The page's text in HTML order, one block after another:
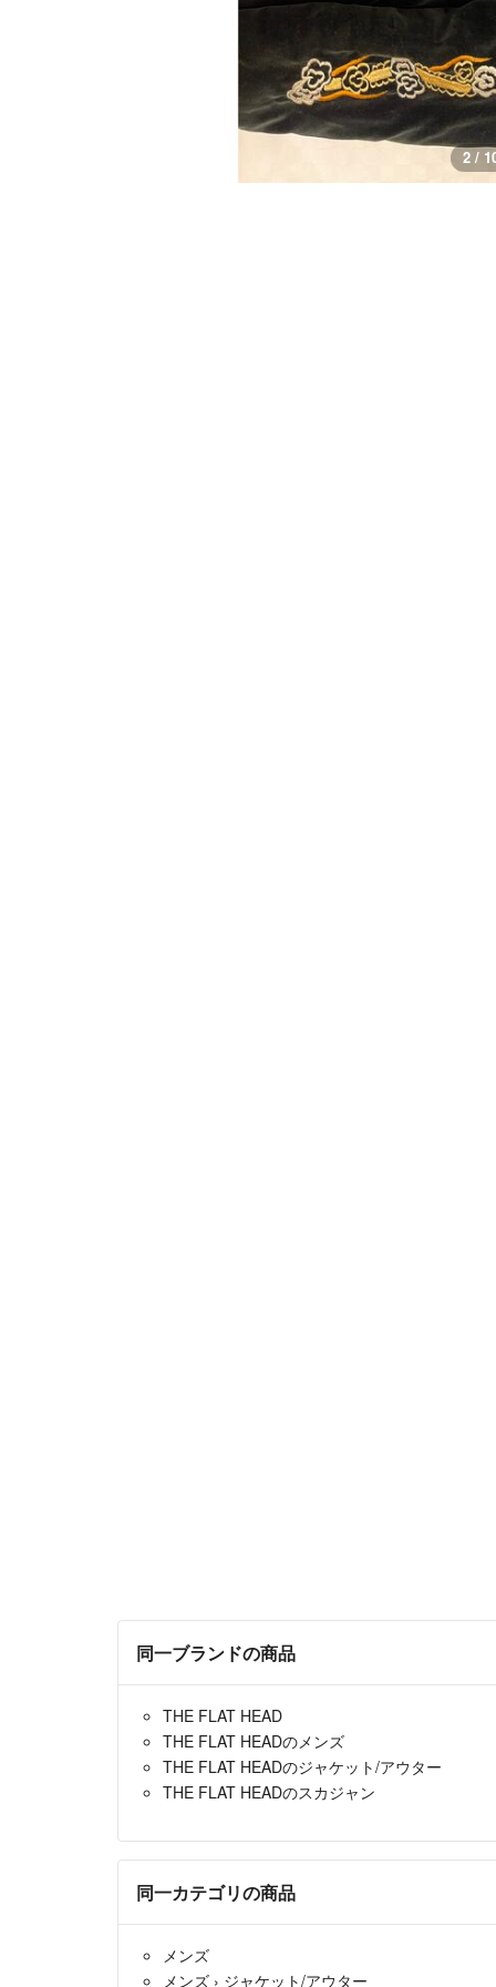
3 /
同一ブランドの商品
THE FLAT HEAD
THE FLAT HEADのメンズ
THE FLAT HEADのジャケット/アウター
THE FLAT HEADのスカジャン
同一カテゴリの商品
メンズ
メンズ › ジャケット/アウター